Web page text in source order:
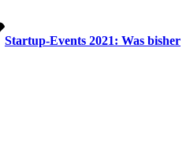
Startup-Events 2021: Was bisher